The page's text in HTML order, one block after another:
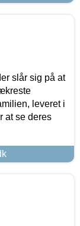
slår sig på at
leveret i
at se deres